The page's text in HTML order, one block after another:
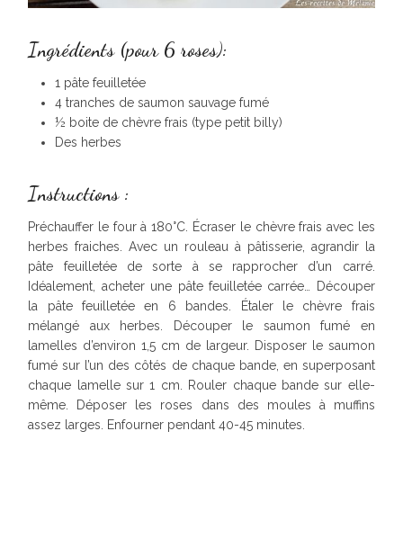
Ingrédients (pour 6 roses):
1 pâte feuilletée
4 tranches de saumon sauvage fumé
½ boite de chèvre frais (type petit billy)
Des herbes
Instructions :
Préchauffer le four à 180°C. Écraser le chèvre frais avec les
herbes fraiches. Avec un rouleau à pâtisserie, agrandir la
pâte feuilletée de sorte à se rapprocher d’un carré.
Idéalement, acheter une pâte feuilletée carrée… Découper
la pâte feuilletée en 6 bandes. Étaler le chèvre frais
mélangé aux herbes. Découper le saumon fumé en
lamelles d’environ 1,5 cm de largeur. Disposer le saumon
fumé sur l’un des côtés de chaque bande, en superposant
chaque lamelle sur 1 cm. Rouler chaque bande sur elle-
même. Déposer les roses dans des moules à muffins
assez larges. Enfourner pendant 40-45 minutes.